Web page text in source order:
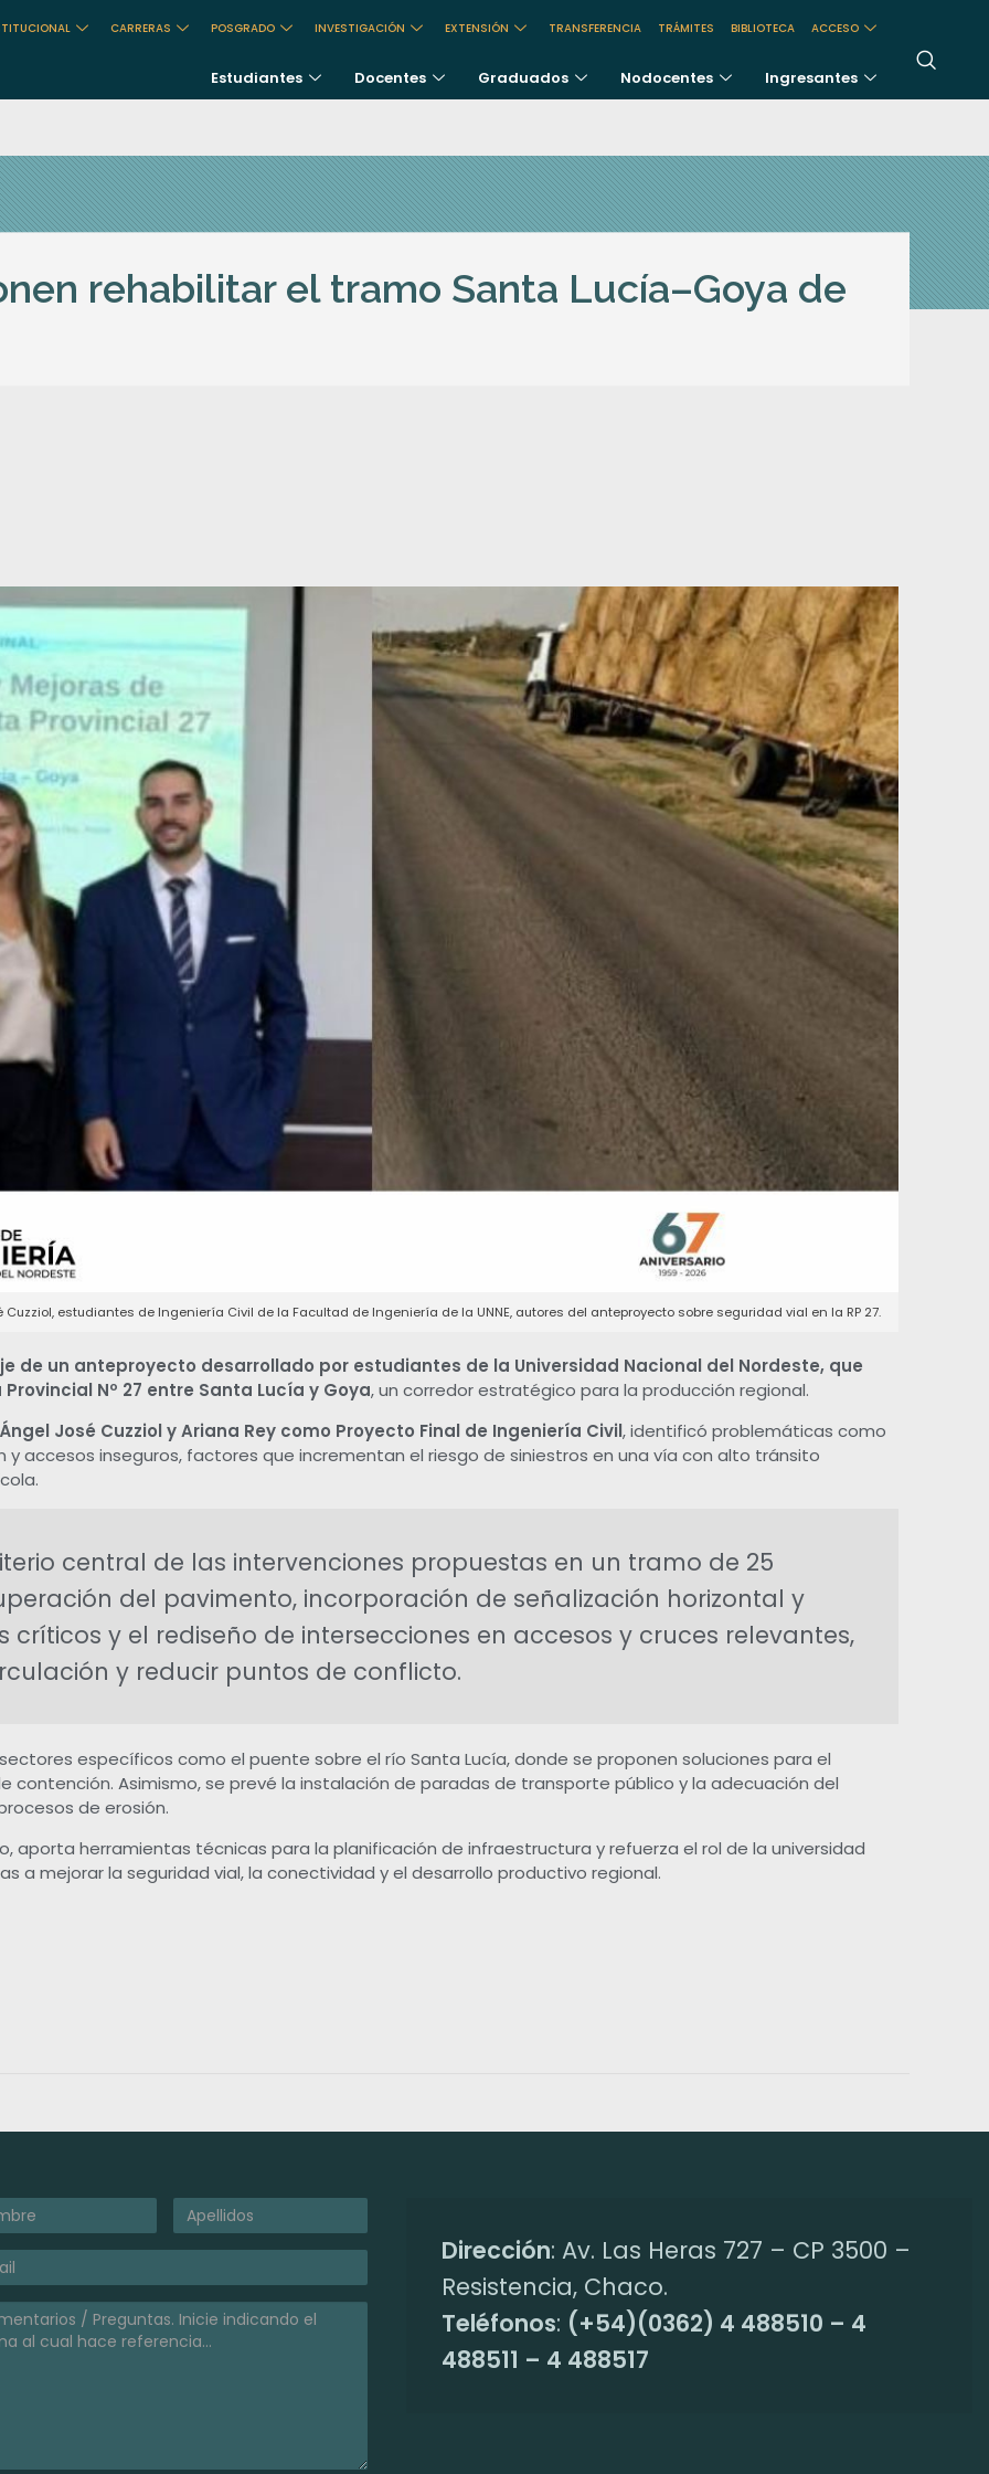
CARRERAS POSGRADO INVESTIGACIÓN EXTENSIÓN TRANSFERENCIA TRÁMITES BIBLIOTECA ACCESO
Estudiantes Docentes Graduados Nodocentes Ingresantes
rehabilitar el tramo Santa Lucía–Goya de
estudiantes de Ingeniería Civil de la Facultad de Ingeniería de la UNNE, autores del anteproyecto sobre seguridad vial en la RP 27.
de un anteproyecto desarrollado por estudiantes de la Universidad Nacional del Nordeste, que
Nº 27 entre Santa Lucía y Goya, un corredor estratégico para la producción regional.
José Cuzziol y Ariana Rey como Proyecto Final de Ingeniería Civil, identificó problemáticas como
accesos inseguros, factores que incrementan el riesgo de siniestros en una vía con alto tránsito
central de las intervenciones propuestas en un tramo de 25
del pavimento, incorporación de señalización horizontal y
y el rediseño de intersecciones en accesos y cruces relevantes,
y reducir puntos de conflicto.
específicos como el puente sobre el río Santa Lucía, donde se proponen soluciones para el
Asimismo, se prevé la instalación de paradas de transporte público y la adecuación del
de erosión.
aporta herramientas técnicas para la planificación de infraestructura y refuerza el rol de la universidad
a mejorar la seguridad vial, la conectividad y el desarrollo productivo regional.
Dirección: Av. Las Heras 727 – CP 3500 –
Resistencia, Chaco.
Teléfonos: (+54)(0362) 4 488510 – 4
488511 – 4 488517